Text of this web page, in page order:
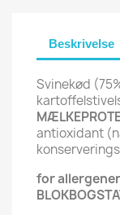
Beskrivelse
Svinekød
antioxidant
for